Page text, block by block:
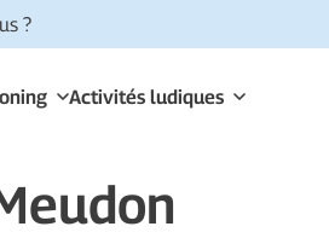
?
Activités ludiques